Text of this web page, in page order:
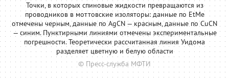
Точки, в которых спиновые жидкости превращаются из
проводников в моттовские изоляторы: данные по EtMe
отмечены черным, данные по AgCN — красным, данные по CuCN
— синим. Пунктирными линиями отмечены экспериментальные
погрешности. Теоретически рассчитанная линия Уидома
разделяет цветную и белую области
© Пресс-служба МФТИ